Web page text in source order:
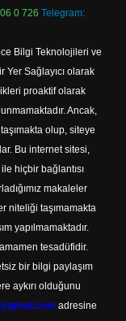
0 726 Telegram:
Bilgi Teknolojileri ve
Yer Sağlayıcı olarak
proaktif olarak
Ancak,
olup, siteye
Bu internet sitesi,
hiçbir bağlantısı
makaleler
niteliği taşımamakta
yapılmamaktadır.
tesadüfidir.
bir bilgi paylaşım
aykırı olduğunu
adresine